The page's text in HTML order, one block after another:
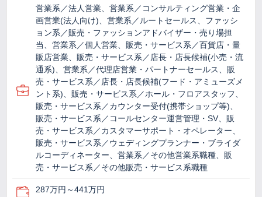
営業系／法人営業、営業系／コンサルティング営業・企
画営業(法人向け)、営業系／ルートセールス、ファッシ
ョン系／販売・ファッションアドバイザー・売り場担
当、営業系／個人営業、販売・サービス系／百貨店・量
販店営業、販売・サービス系／店長・店長候補(小売・流
通系)、営業系／代理店営業・パートナーセールス、販
売・サービス系／店長・店長候補(フード・アミューズメ
ント系)、販売・サービス系／ホール・フロアスタッフ、
販売・サービス系／カウンター受付(携帯ショップ等)、
販売・サービス系／コールセンター運営管理・SV、販
売・サービス系／カスタマーサポート・オペレーター、
販売・サービス系／ウェディングプランナー・ブライダ
ルコーディネーター、営業系／その他営業系職種、販
売・サービス系／その他販売・サービス系職種
287万円～441万円